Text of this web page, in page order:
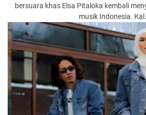
bersuara khas Elsa Pitaloka kembali
musik Indonesia.